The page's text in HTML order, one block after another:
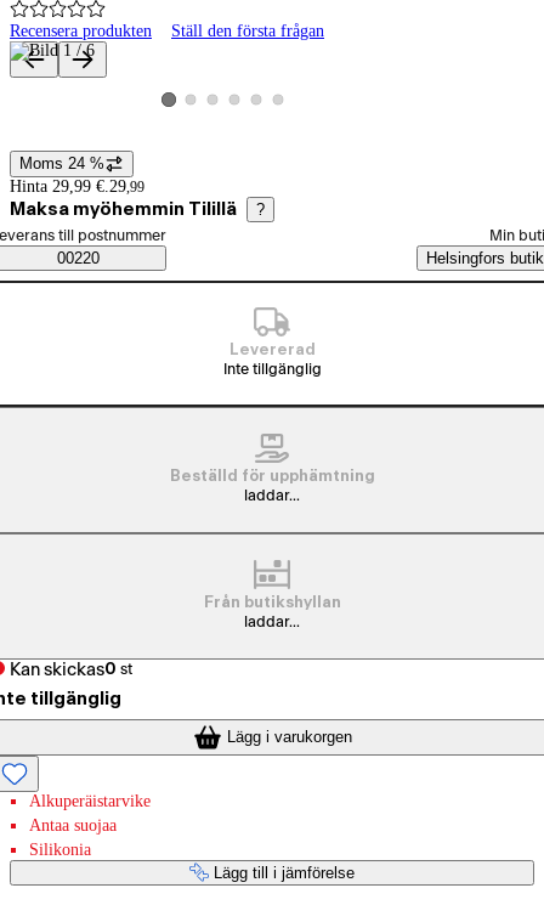
Recensera produkten Ställ den första frågan
Produktbilder och videor
Visa produktbild 1
Visa produktbild 2
Visa produktbild 3
Visa produktbild 4
Visa produktbild 5
Visa produktbild 6
Prisinformation
Moms 24 %
Hinta 29,99 €. 29,99
Maksa myöhemmin Tilillä ?
Saatavuustiedot
beställningssätt
till postnummer
00220
Min
Helsingfors butik
Levererad
Inte tillgänglig
Beställd för upphämtning
laddar...
Från butikshyllan
laddar...
Kan skickas0 st
tillgänglig
Lägg i varukorgen
Alkuperäistarvike
Antaa suojaa
Silikonia
Lägg till i jämförelse